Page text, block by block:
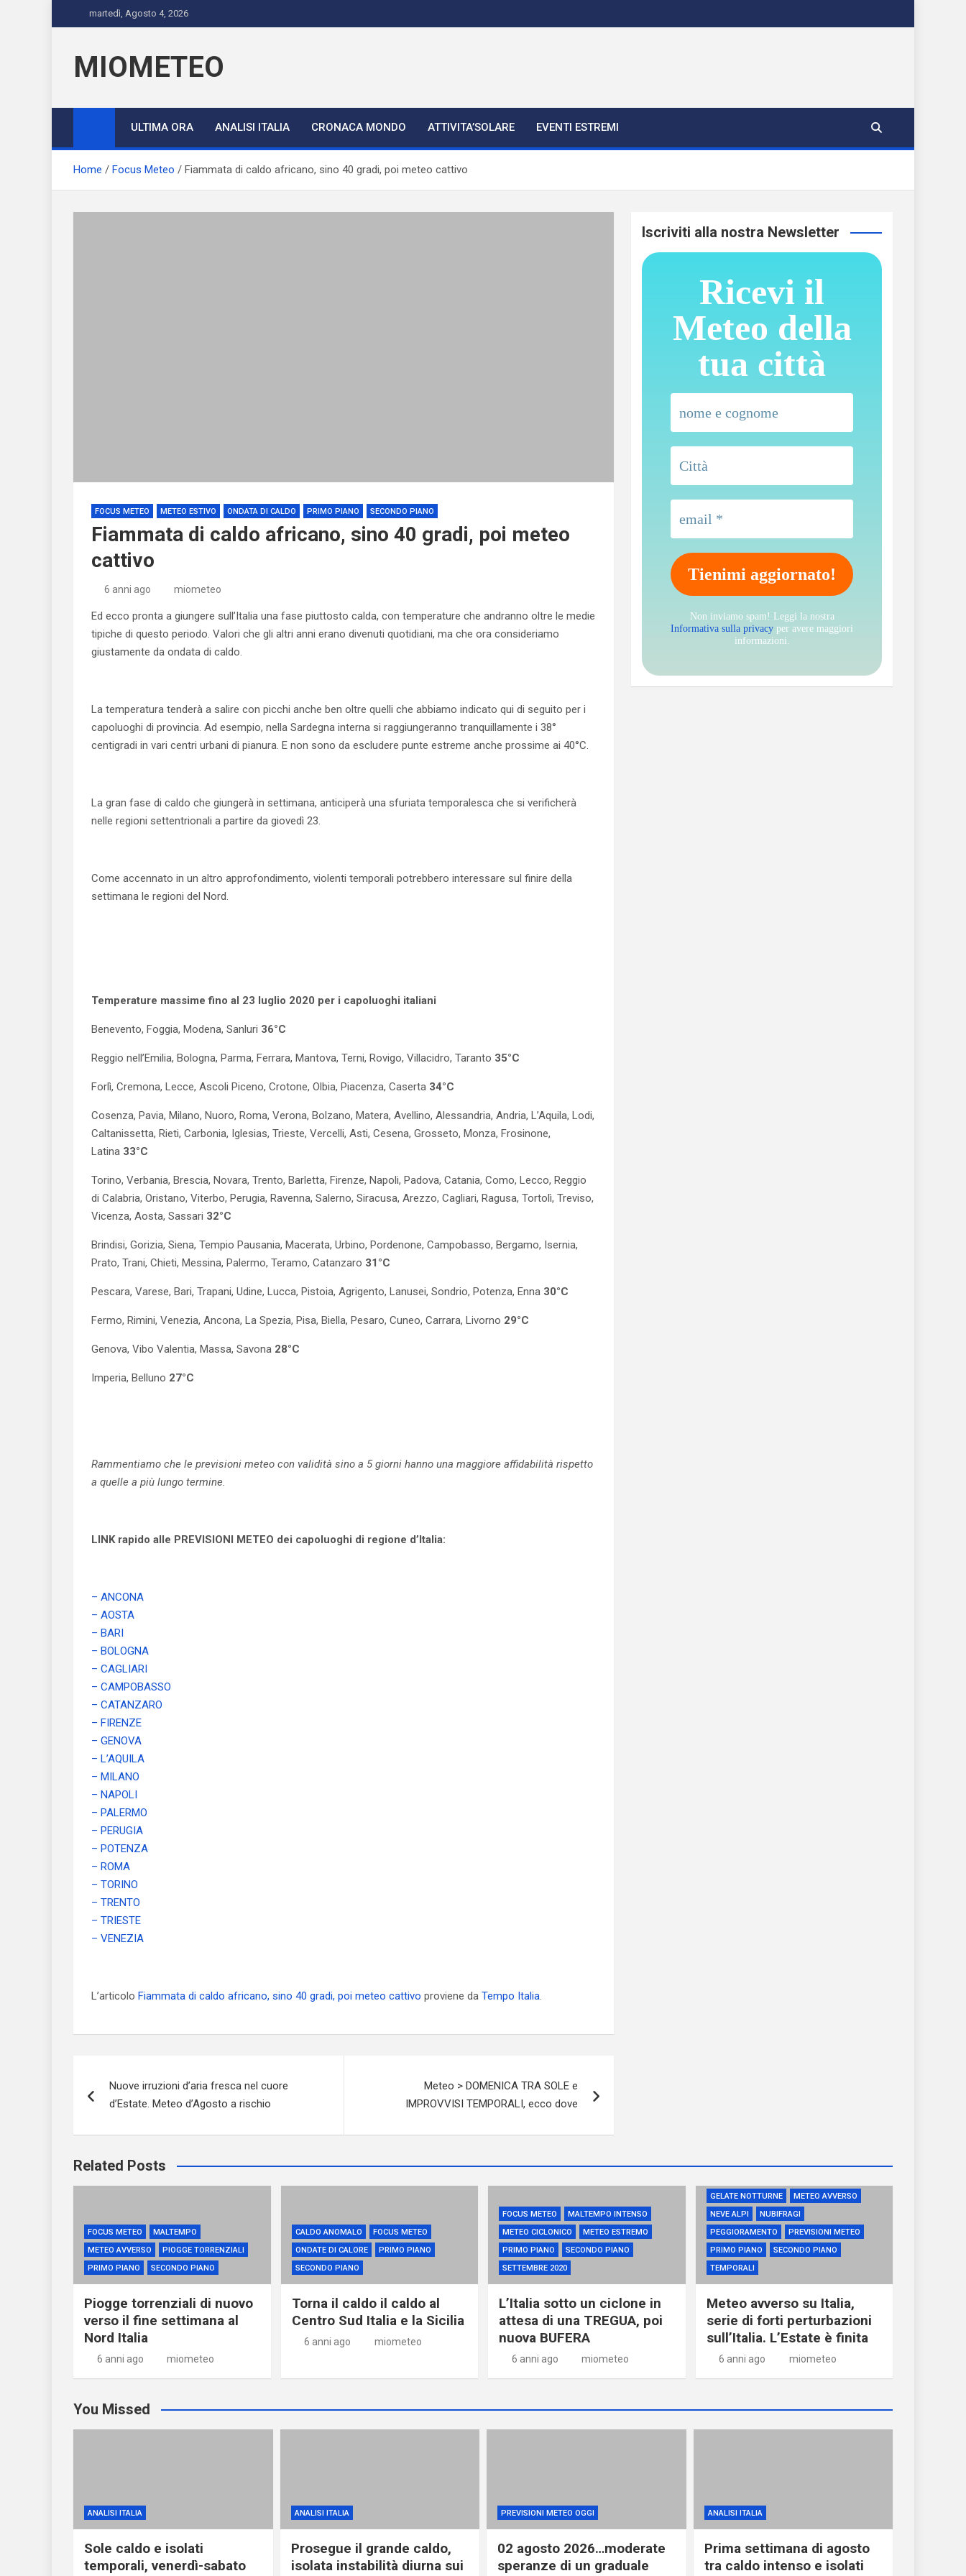
to
martedì, Agosto 4, 2026
MIOMETEO
ULTIMA ORA ANALISI ITALIA CRONACA MONDO ATTIVITA’SOLARE EVENTI ESTREMI
Home Focus Meteo Fiammata di caldo africano, sino 40 gradi, poi meteo cattivo
FOCUS METEO METEO ESTIVO ONDATA DI CALDO PRIMO PIANO SECONDO PIANO
Fiammata di caldo africano, sino 40 gradi, poi meteo
cattivo
6 anni ago miometeo
Ed ecco pronta a giungere sull’Italia una fase piuttosto calda, con temperature che andranno oltre le medie
tipiche di questo periodo. Valori che gli altri anni erano divenuti quotidiani, ma che ora consideriamo
giustamente da ondata di caldo.
La temperatura tenderà a salire con picchi anche ben oltre quelli che abbiamo indicato qui di seguito per i
capoluoghi di provincia. Ad esempio, nella Sardegna interna si raggiungeranno tranquillamente i 38°
centigradi in vari centri urbani di pianura. E non sono da escludere punte estreme anche prossime ai 40°C.
La gran fase di caldo che giungerà in settimana, anticiperà una sfuriata temporalesca che si verificherà
nelle regioni settentrionali a partire da giovedì 23.
Come accennato in un altro approfondimento, violenti temporali potrebbero interessare sul finire della
settimana le regioni del Nord.
Temperature massime fino al 23 luglio 2020 per i capoluoghi italiani
Benevento, Foggia, Modena, Sanluri 36°C
Reggio nell’Emilia, Bologna, Parma, Ferrara, Mantova, Terni, Rovigo, Villacidro, Taranto 35°C
Forlì, Cremona, Lecce, Ascoli Piceno, Crotone, Olbia, Piacenza, Caserta 34°C
Cosenza, Pavia, Milano, Nuoro, Roma, Verona, Bolzano, Matera, Avellino, Alessandria, Andria, L’Aquila, Lodi,
Caltanissetta, Rieti, Carbonia, Iglesias, Trieste, Vercelli, Asti, Cesena, Grosseto, Monza, Frosinone,
Latina 33°C
Torino, Verbania, Brescia, Novara, Trento, Barletta, Firenze, Napoli, Padova, Catania, Como, Lecco, Reggio
di Calabria, Oristano, Viterbo, Perugia, Ravenna, Salerno, Siracusa, Arezzo, Cagliari, Ragusa, Tortolì, Treviso,
Vicenza, Aosta, Sassari 32°C
Brindisi, Gorizia, Siena, Tempio Pausania, Macerata, Urbino, Pordenone, Campobasso, Bergamo, Isernia,
Prato, Trani, Chieti, Messina, Palermo, Teramo, Catanzaro 31°C
Pescara, Varese, Bari, Trapani, Udine, Lucca, Pistoia, Agrigento, Lanusei, Sondrio, Potenza, Enna 30°C
Fermo, Rimini, Venezia, Ancona, La Spezia, Pisa, Biella, Pesaro, Cuneo, Carrara, Livorno 29°C
Genova, Vibo Valentia, Massa, Savona 28°C
Imperia, Belluno 27°C
Rammentiamo che le previsioni meteo con validità sino a 5 giorni hanno una maggiore affidabilità rispetto
a quelle a più lungo termine.
LINK rapido alle PREVISIONI METEO dei capoluoghi di regione d’Italia:
– ANCONA
– AOSTA
– BARI
– BOLOGNA
– CAGLIARI
– CAMPOBASSO
– CATANZARO
– FIRENZE
– GENOVA
– L’AQUILA
– MILANO
– NAPOLI
– PALERMO
– PERUGIA
– POTENZA
– ROMA
– TORINO
– TRENTO
– TRIESTE
– VENEZIA
L’articolo Fiammata di caldo africano, sino 40 gradi, poi meteo cattivo proviene da Tempo Italia.
articoli
Nuove irruzioni d’aria fresca nel cuore
d’Estate. Meteo d’Agosto a rischio
Meteo > DOMENICA TRA SOLE e
IMPROVVISI TEMPORALI, ecco dove
Iscriviti alla nostra Newsletter
Ricevi il
Meteo della
tua città
Non inviamo spam! Leggi la nostra
Informativa sulla privacy per avere maggiori
informazioni.
Related Posts
FOCUS METEO
MALTEMPO
METEO AVVERSO
PIOGGE TORRENZIALI
PRIMO PIANO
SECONDO PIANO
Piogge torrenziali di nuovo
verso il fine settimana al
Nord Italia
6 anni ago miometeo
CALDO ANOMALO
FOCUS METEO
ONDATE DI CALORE
PRIMO PIANO
SECONDO PIANO
Torna il caldo il caldo al
Centro Sud Italia e la Sicilia
6 anni ago miometeo
FOCUS METEO
MALTEMPO INTENSO
METEO CICLONICO
METEO ESTREMO
PRIMO PIANO
SECONDO PIANO
SETTEMBRE 2020
L’Italia sotto un ciclone in
attesa di una TREGUA, poi
nuova BUFERA
6 anni ago miometeo
GELATE NOTTURNE
METEO AVVERSO
NEVE ALPI
NUBIFRAGI
PEGGIORAMENTO
PREVISIONI METEO
PRIMO PIANO
SECONDO PIANO
TEMPORALI
Meteo avverso su Italia,
serie di forti perturbazioni
sull’Italia. L’Estate è finita
6 anni ago miometeo
You Missed
ANALISI ITALIA
Sole caldo e isolati
temporali, venerdì-sabato
ANALISI ITALIA
Prosegue il grande caldo,
isolata instabilità diurna sui
PREVISIONI METEO OGGI
02 agosto 2026…moderate
speranze di un graduale
ANALISI ITALIA
Prima settimana di agosto
tra caldo intenso e isolati